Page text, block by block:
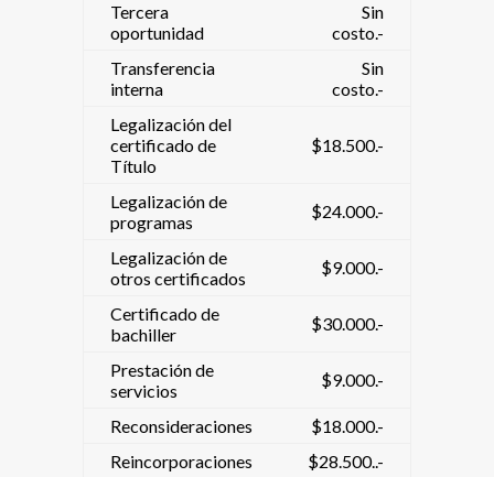
Tercera
oportunidad
Sin
costo.-
Transferencia
interna
Sin
costo.-
Legalización del
certificado de
Título
$18.500.-
Legalización de
programas
$24.000.-
Legalización de
otros certificados
$9.000.-
Certificado de
bachiller
$30.000.-
Prestación de
servicios
$9.000.-
Reconsideraciones
$18.000.-
Reincorporaciones
$28.500..-